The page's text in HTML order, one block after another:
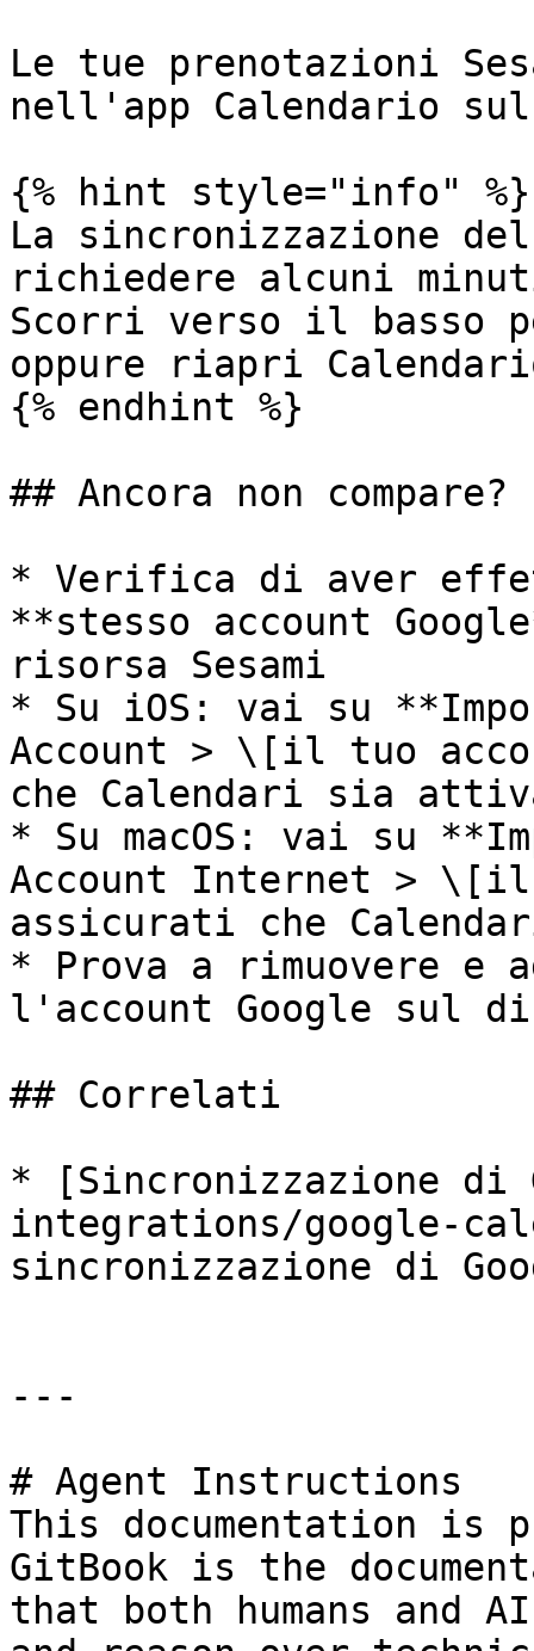
Le tue prenotazioni
nell'app Calendario
{% hint style="info" %}
La sincronizzazione
richiedere alcuni
Scorri verso il basso
oppure riapri
{% endhint %}
## Ancora non compare?
* Verifica di aver
**stesso account
risorsa Sesami
* Su iOS: vai su
Account > \[il tuo
che Calendari sia
* Su macOS: vai su
Account Internet > \[il
assicurati che
* Prova a rimuovere e
l'account Google sul
## Correlati
* [Sincronizzazione di
integrations/google-
sincronizzazione di
---
# Agent Instructions
This documentation is
GitBook is the
that both humans and